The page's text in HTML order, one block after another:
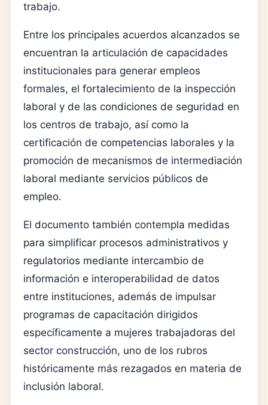
trabajo.
Entre los principales acuerdos alcanzados se
encuentran la articulación de capacidades
institucionales para generar empleos
formales, el fortalecimiento de la inspección
laboral y de las condiciones de seguridad en
los centros de trabajo, así como la
certificación de competencias laborales y la
promoción de mecanismos de intermediación
laboral mediante servicios públicos de
empleo.
El documento también contempla medidas
para simplificar procesos administrativos y
regulatorios mediante intercambio de
información e interoperabilidad de datos
entre instituciones, además de impulsar
programas de capacitación dirigidos
específicamente a mujeres trabajadoras del
sector construcción, uno de los rubros
históricamente más rezagados en materia de
inclusión laboral.